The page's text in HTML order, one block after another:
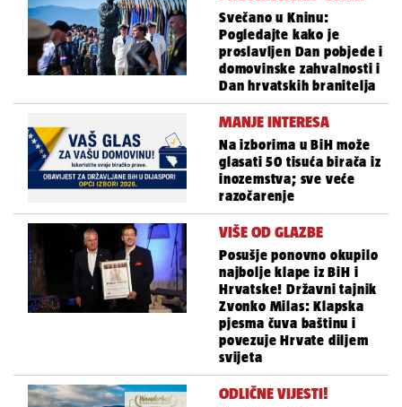
Svečano u Kninu:
Pogledajte kako je
proslavljen Dan pobjede i
domovinske zahvalnosti i
Dan hrvatskih branitelja
MANJE INTERESA
Na izborima u BiH može
glasati 50 tisuća birača iz
inozemstva; sve veće
razočarenje
VIŠE OD GLAZBE
Posušje ponovno okupilo
najbolje klape iz BiH i
Hrvatske! Državni tajnik
Zvonko Milas: Klapska
pjesma čuva baštinu i
povezuje Hrvate diljem
svijeta
ODLIČNE VIJESTI!